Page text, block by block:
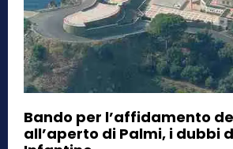
Bando per l’affidamento
all’aperto di Palmi, i dubbi